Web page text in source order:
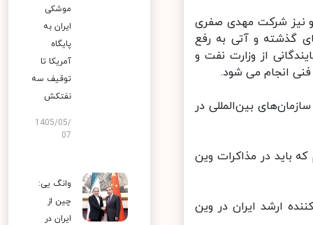
نیز شرکت مهدی صفری
گذشته و آتی به رفع
از وزارت نفت و
انجام می شود.
بین‌المللی در
باید در مذاکرات وین
ارشد ایران در وین
موشکی
ایران به
پایگاه
آمریکا تا
توقیف سه
نفتکش
1405/05/
07
وانگ یی:
چین از
ایران در